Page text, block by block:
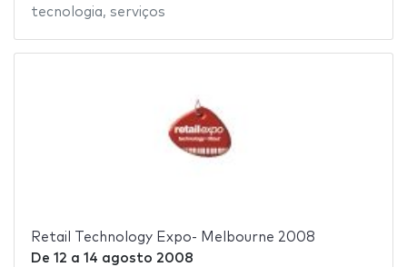
tecnologia, serviços
Retail Technology Expo- Melbourne 2008
De 12 a 14 agosto 2008